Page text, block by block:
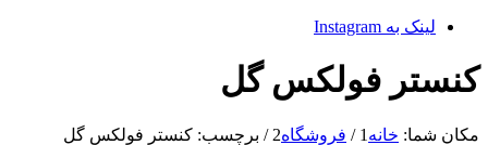
لینک به Instagram
کنستر فولکس گل
مکان شما: خانه 1
/ فروشگاه2
/ برچسب: کنستر فولکس گل